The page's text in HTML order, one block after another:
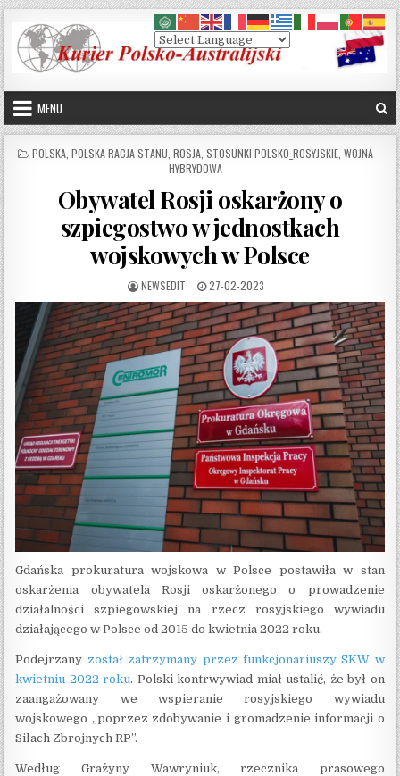
Skip to content
MENU
POSTED IN
POLSKA POLSKA RACJA STANU ROSJA STOSUNKI POLSKO_ROSYJSKIE WOJNA
HYBRYDOWA
Obywatel Rosji oskarżony o
szpiegostwo w jednostkach
wojskowych w Polsce
AUTHOR:
NEWSEDIT PUBLISHED DATE:
27-02-2023
Gdańska prokuratura wojskowa w Polsce postawiła w stan
oskarżenia obywatela Rosji oskarżonego o prowadzenie
działalności szpiegowskiej na rzecz rosyjskiego wywiadu
działającego w Polsce od 2015 do kwietnia 2022 roku.
Podejrzany został zatrzymany przez funkcjonariuszy SKW w
kwietniu 2022 roku. Polski kontrwywiad miał ustalić, że był on
zaangażowany we wspieranie rosyjskiego wywiadu
wojskowego „poprzez zdobywanie i gromadzenie informacji o
Siłach Zbrojnych RP”.
Według Grażyny Wawryniuk, rzecznika prasowego